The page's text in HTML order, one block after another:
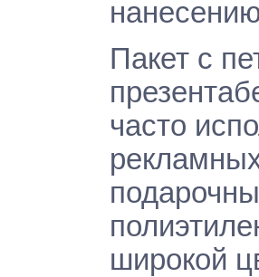
Пакет с
часто
широкой